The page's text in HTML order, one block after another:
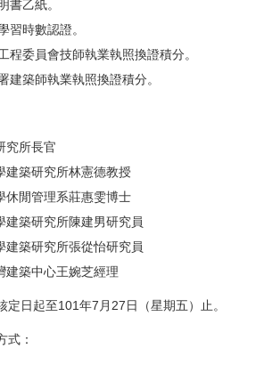
書乙紙。
習時數認證。
程委員會技師執業執照換證積分。
建築師執業執照換證積分。
究所長官
建築研究所林憲德教授
休閒管理系莊惠雯博士
建築研究所陳建男研究員
建築研究所張從怡研究員
建築中心王婉芝經理
定日起至101年7月27日（星期五）止。
式：